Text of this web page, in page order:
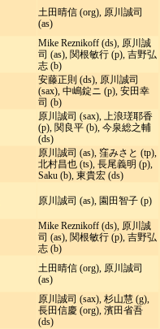
土田晴信 (org), 原川誠司
(as)
Mike Reznikoff (ds), 原川誠
司 (as), 関根敏行 (p), 吉野弘
志 (b)
安藤正則 (ds), 原川誠司
(sax), 中嶋錠ニ (p), 安田幸
司 (b)
原川誠司 (sax), 上浪瑳耶香
(p), 関良平 (b), 今泉総之輔
(ds)
原川誠司 (as), 窪みさと (tp),
北村昌也 (ts), 長尾義明 (p),
Saku (b), 東貴宏 (ds)
原川誠司 (as), 園田智子 (p)
Mike Reznikoff (ds), 原川誠
司 (as), 関根敏行 (p), 吉野弘
志 (b)
土田晴信 (org), 原川誠司
(as)
原川誠司 (sax), 杉山慧 (g),
長田信慶 (org), 濱田省吾
(ds)